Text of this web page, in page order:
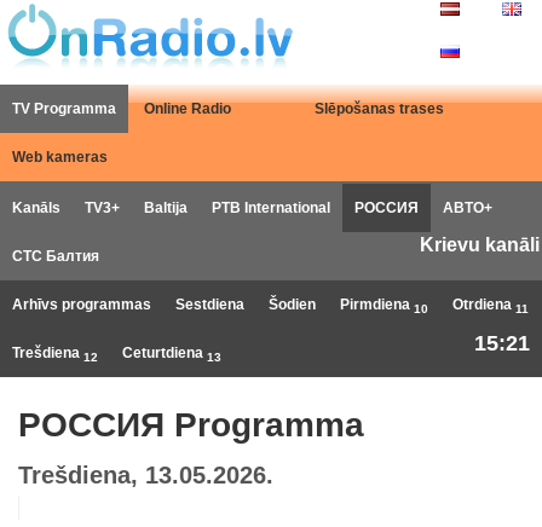
TV Programma Online Radio Slēpošanas trases
Web kameras
Kanāls TV3+ Baltija РТB International РОССИЯ АВТО+
СТС Балтия
Krievu kanāli
Arhīvs programmas Sestdiena Šodien Pirmdiena 10 Otrdiena 11
Trešdiena 12 Ceturtdiena 13
15:21
РОССИЯ Programma
Trešdiena, 13.05.2026.